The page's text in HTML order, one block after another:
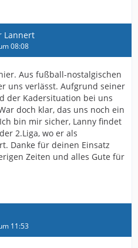
Lannert
08:08
Aus fußball-nostalgischen
uns verlässt. Aufgrund seiner
der Kadersituation bei uns
doch klar, das uns noch ein
bin mir sicher, Lanny findet
2.Liga, wo er als
Danke für deinen Einsatz
Zeiten und alles Gute für
11:53